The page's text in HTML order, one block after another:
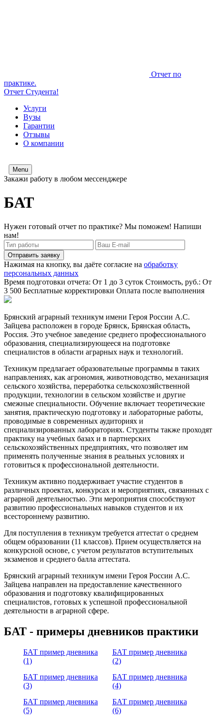
Отчет по
практике.
Отчет Студента!
Услуги
Вузы
Гарантии
Отзывы
О компании
Menu
Закажи работу в любом мессенджере
БАТ
Нужен готовый отчет по практике? Мы поможем! Напиши
нам!
Отправить заявку
Нажимая на кнопку, вы даёте согласие на обработку
персональных данных
Время подготовки отчета: От 1 до 3 суток Стоимость, руб.: От
3 500 Бесплатные корректировки Оплата после выполнения
Брянский аграрный техникум имени Героя России А.С.
Зайцева расположен в городе Брянск, Брянская область,
Россия. Это учебное заведение среднего профессионального
образования, специализирующееся на подготовке
специалистов в области аграрных наук и технологий.
Техникум предлагает образовательные программы в таких
направлениях, как агрономия, животноводство, механизация
сельского хозяйства, переработка сельскохозяйственной
продукции, технологии в сельском хозяйстве и другие
смежные специальности. Обучение включает теоретические
занятия, практическую подготовку и лабораторные работы,
проводимые в современных аудиториях и
специализированных лабораториях. Студенты также проходят
практику на учебных базах и в партнерских
сельскохозяйственных предприятиях, что позволяет им
применять полученные знания в реальных условиях и
готовиться к профессиональной деятельности.
Техникум активно поддерживает участие студентов в
различных проектах, конкурсах и мероприятиях, связанных с
аграрной деятельностью. Эти мероприятия способствуют
развитию профессиональных навыков студентов и их
всестороннему развитию.
Для поступления в техникум требуется аттестат о среднем
общем образовании (11 классов). Прием осуществляется на
конкурсной основе, с учетом результатов вступительных
экзаменов и среднего балла аттестата.
Брянский аграрный техникум имени Героя России А.С.
Зайцева направлен на предоставление качественного
образования и подготовку квалифицированных
специалистов, готовых к успешной профессиональной
деятельности в аграрной сфере.
БАТ - примеры дневников практики
БАТ пример дневника
(1)
БАТ пример дневника
(2)
БАТ пример дневника
(3)
БАТ пример дневника
(4)
БАТ пример дневника
(5)
БАТ пример дневника
(6)